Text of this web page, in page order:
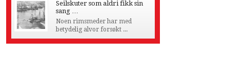
Seilskuter som aldri fikk sin
sang …
Noen rimsmeder har med
betydelig alvor forsøkt ...